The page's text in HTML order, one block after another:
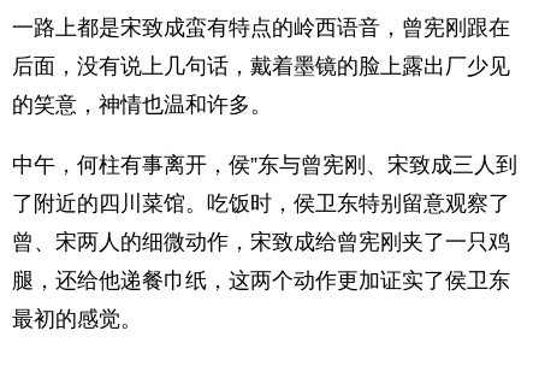
一路上都是宋致成蛮有特点的岭西语音，曾宪刚跟在
后面，没有说上几句话，戴着墨镜的脸上露出厂少见
的笑意，神情也温和许多。
中午，何柱有事离开，侯”东与曾宪刚、宋致成三人到
了附近的四川菜馆。吃饭时，侯卫东特别留意观察了
曾、宋两人的细微动作，宋致成给曾宪刚夹了一只鸡
腿，还给他递餐巾纸，这两个动作更加证实了侯卫东
最初的感觉。